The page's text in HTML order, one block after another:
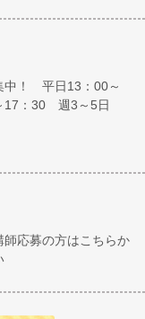
中！ 平日13：00～
17：30 週3～5日
師応募の方はこちらか